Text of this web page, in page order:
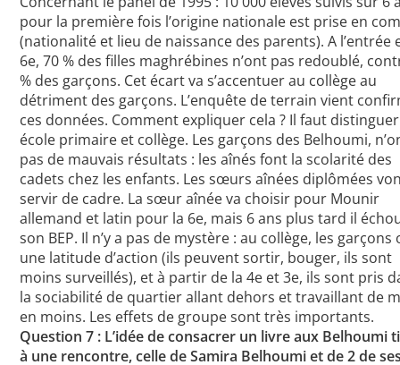
pour la première fois l’origine nationale est prise en
(nationalité et lieu de naissance des parents). A l’entrée
6e, 70 % des filles maghrébines n’ont pas redoublé,
% des garçons. Cet écart va s’accentuer au collège au
détriment des garçons. L’enquête de terrain vient
ces données. Comment expliquer cela ? Il faut distinguer
école primaire et collège. Les garçons des Belhoumi,
pas de mauvais résultats : les aînés font la scolarité des
cadets chez les enfants. Les sœurs aînées diplômées
servir de cadre. La sœur aînée va choisir pour Mounir
allemand et latin pour la 6e, mais 6 ans plus tard il
son BEP. Il n’y a pas de mystère : au collège, les garçons
une latitude d’action (ils peuvent sortir, bouger, ils sont
moins surveillés), et à partir de la 4e et 3e, ils sont pris
la sociabilité de quartier allant dehors et travaillant de
en moins. Les effets de groupe sont très importants.
Question 7 : L’idée de consacrer un livre aux Belhoumi
à une rencontre, celle de Samira Belhoumi et de 2 de